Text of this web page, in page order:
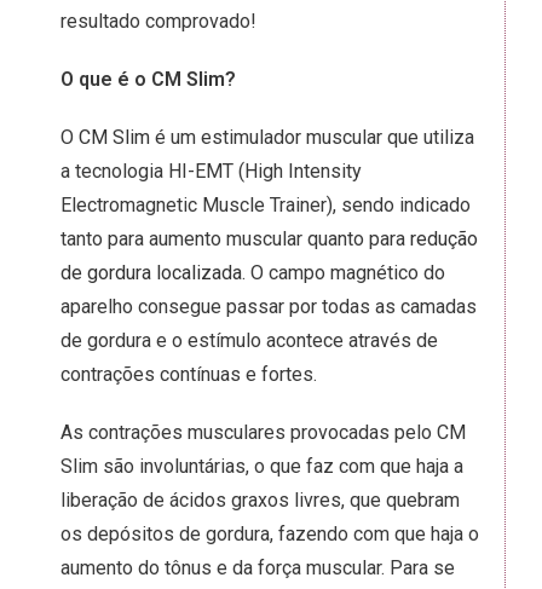
resultado comprovado!
O que é o CM Slim?
O CM Slim é um estimulador muscular que utiliza
a tecnologia HI-EMT (High Intensity
Electromagnetic Muscle Trainer), sendo indicado
tanto para aumento muscular quanto para redução
de gordura localizada. O campo magnético do
aparelho consegue passar por todas as camadas
de gordura e o estímulo acontece através de
contrações contínuas e fortes.
As contrações musculares provocadas pelo CM
Slim são involuntárias, o que faz com que haja a
liberação de ácidos graxos livres, que quebram
os depósitos de gordura, fazendo com que haja o
aumento do tônus e da força muscular. Para se